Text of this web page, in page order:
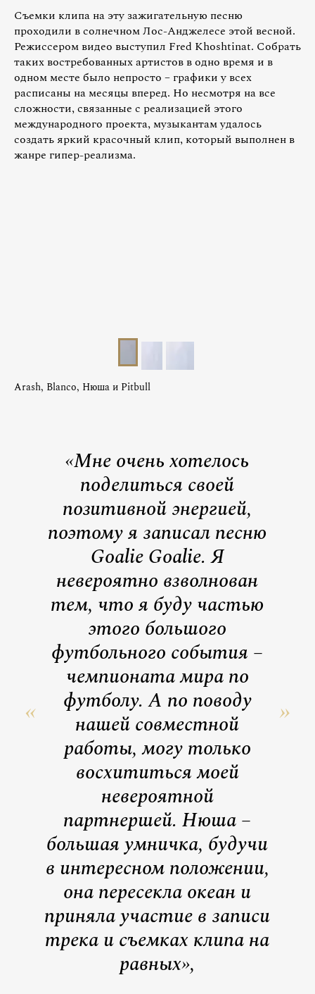
Съемки клипа на эту зажигательную песню
проходили в солнечном Лос-Анджелесе этой весной.
Режиссером видео выступил Fred Khoshtinat. Собрать
таких востребованных артистов в одно время и в
одном месте было непросто – графики у всех
расписаны на месяцы вперед. Но несмотря на все
сложности, связанные с реализацией этого
международного проекта, музыкантам удалось
создать яркий красочный клип, который выполнен в
жанре гипер-реализма.
Arash, Blanco, Нюша и Pitbull
«Мне очень хотелось
поделиться своей
позитивной энергией,
поэтому я записал песню
Goalie Goalie. Я
невероятно взволнован
тем, что я буду частью
этого большого
футбольного события –
чемпионата мира по
футболу. А по поводу
нашей совместной
работы, могу только
восхититься моей
невероятной
партнершей. Нюша –
большая умничка, будучи
в интересном положении,
она пересекла океан и
приняла участие в записи
трека и съемках клипа на
равных»,